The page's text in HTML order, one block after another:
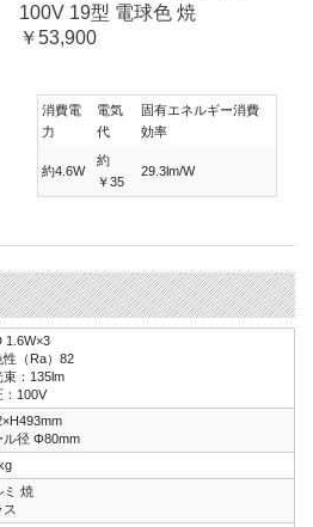
100V 19型 電球色 焼
￥53,900
消費電
力
電気
代
固有エネルギー消費
効率
約4.6W
約
￥35
29.3lm/W
1.6W×3
性（Ra）82
束：135lm
：100V
ル径 Φ80mm
ミ 焼
ス